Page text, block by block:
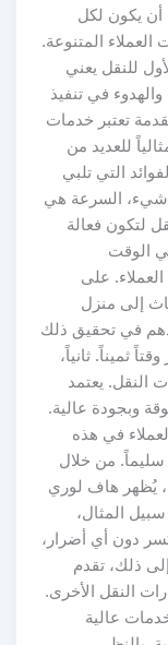
أن يكون لكل
المتنوعة.
للنقل يعني
والهدوء في تنفيذ
تعتبر خدمات
للعديد من
التي تلبي
كل شيء، السرعة هي
لتكون فعالة
الوقت
على
إلى منزل
في تحقيق ذلك
ثميناً. ثانياً،
النقل. يعتمد
وبجودة عالية.
في هذه
سليماً. من خلال
يُظهر هاف لوري
المثال،
دون أي أضرار،
ذلك، تقدم
النقل الأخرى.
عالية